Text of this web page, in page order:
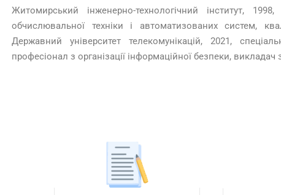
Житомирський інженерно-технологічний інститут,
обчислювальної техніки і автоматизованих систем,
Державний університет телекомунікацій, 2021,
професіонал з організації інформаційної безпеки, викладач